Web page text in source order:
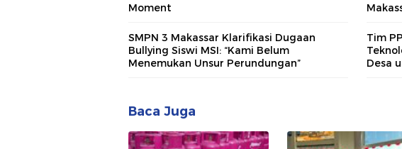
Moment
SMPN 3 Makassar Klarifikasi Dugaan
Bullying Siswi MSI: “Kami Belum
Menemukan Unsur Perundungan”
Tim
Desa
Baca Juga